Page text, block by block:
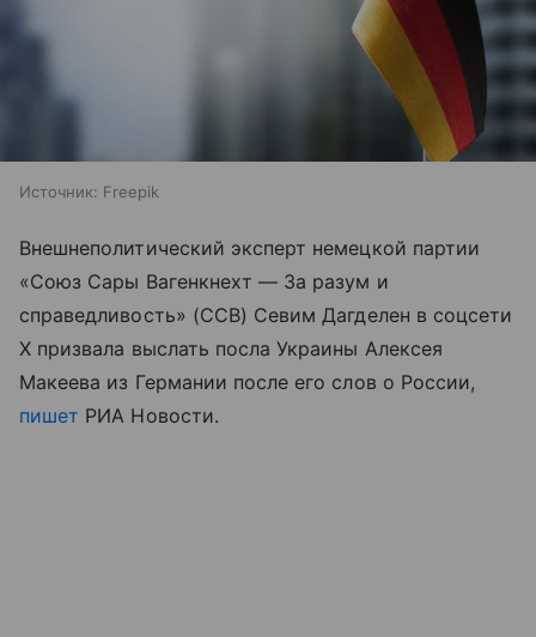
Источник: Freepik
Внешнеполитический эксперт немецкой партии
«Союз Сары Вагенкнехт — За разум и
справедливость» (ССВ) Севим Дагделен в соцсети
X призвала выслать посла Украины Алексея
Макеева из Германии после его слов о России,
пишет РИА Новости.